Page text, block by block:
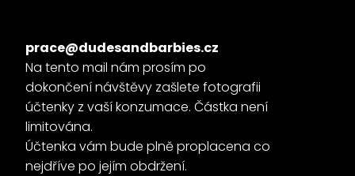
prace@dudesandbarbies.cz
Na tento mail nám prosím po
dokončení návštěvy zašlete fotografii
účtenky z vaší konzumace. Částka není
limitována.
Účtenka vám bude plně proplacena co
nejdříve po jejím obdržení.